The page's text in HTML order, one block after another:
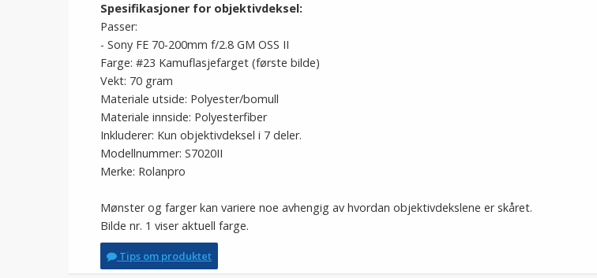
Spesifikasjoner for objektivdeksel:
Passer:
- Sony FE 70-200mm f/2.8 GM OSS II
Farge: #23 Kamuflasjefarget (første bilde)
Vekt: 70 gram
Materiale utside: Polyester/bomull
Materiale innside: Polyesterfiber
Inkluderer: Kun objektivdeksel i 7 deler.
Modellnummer: S7020II
Merke: Rolanpro
Mønster og farger kan variere noe avhengig av hvordan objektivdekslene er skåret.
Bilde nr. 1 viser aktuell farge.
Tips om produktet